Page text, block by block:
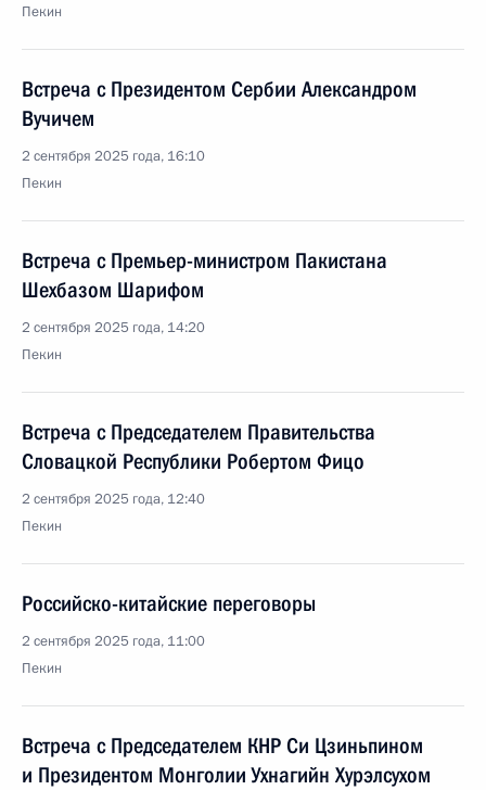
Пекин
Встреча с Президентом Сербии Александром
Вучичем
2 сентября 2025 года, 16:10
Пекин
Встреча с Премьер-министром Пакистана
Шехбазом Шарифом
2 сентября 2025 года, 14:20
Пекин
Встреча с Председателем Правительства
Словацкой Республики Робертом Фицо
2 сентября 2025 года, 12:40
Пекин
Российско-китайские переговоры
2 сентября 2025 года, 11:00
Пекин
Встреча с Председателем КНР Си Цзиньпином
и Президентом Монголии Ухнагийн Хурэлсухом